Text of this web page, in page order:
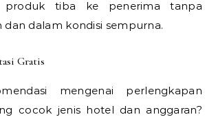
produk tiba ke penerima tanpa
dalam kondisi sempurna.
Gratis
mengenai perlengkapan
cocok jenis hotel dan anggaran?